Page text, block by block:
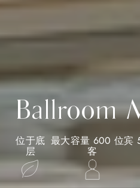
Ballroom
位于底
层
最大容量 600 位宾
客